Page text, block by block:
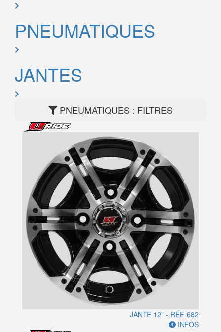
PNEUMATIQUES
JANTES
PNEUMATIQUES : FILTRES
JANTE 12" - RÉF. 682
INFOS